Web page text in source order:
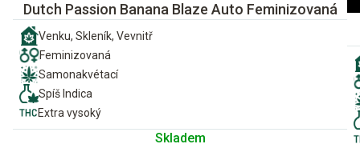
Dutch Passion Banana Blaze Auto Feminizovaná
Venku, Skleník, Vevnitř
Feminizovaná
Samonakvétací
Spíš Indica
Extra vysoký
Skladem